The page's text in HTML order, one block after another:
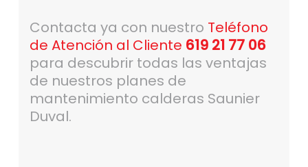
Contacta ya con nuestro Teléfono
de Atención al Cliente 619 21 77 06
para descubrir todas las ventajas
de nuestros planes de
mantenimiento calderas Saunier
Duval.